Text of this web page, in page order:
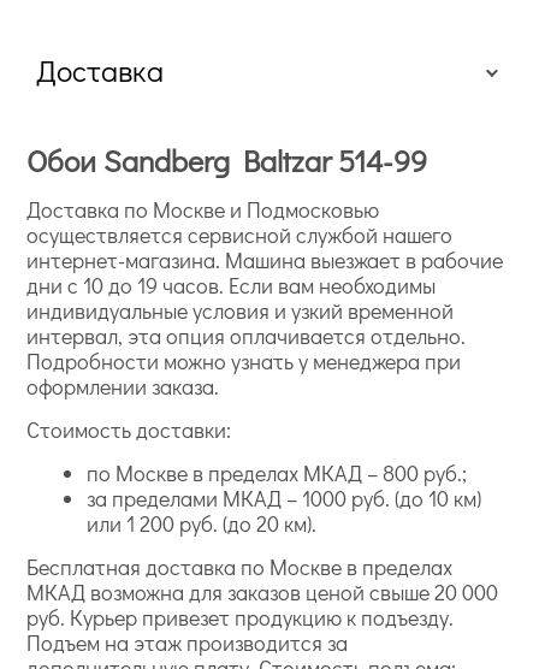
Доставка
Обои Sandberg Baltzar 514-99
Доставка по Москве и Подмосковью
осуществляется сервисной службой нашего
интернет-магазина. Машина выезжает в рабочие
дни с 10 до 19 часов. Если вам необходимы
индивидуальные условия и узкий временной
интервал, эта опция оплачивается отдельно.
Подробности можно узнать у менеджера при
оформлении заказа.
Стоимость доставки:
по Москве в пределах МКАД – 800 руб.;
за пределами МКАД – 1000 руб. (до 10 км)
или 1 200 руб. (до 20 км).
Бесплатная доставка по Москве в пределах
МКАД возможна для заказов ценой свыше 20 000
руб. Курьер привезет продукцию к подъезду.
Подъем на этаж производится за